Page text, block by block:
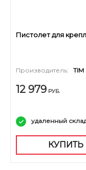
Пистолет для
Производитель: TIM
12 979 РУБ.
удаленный
КУПИТЬ